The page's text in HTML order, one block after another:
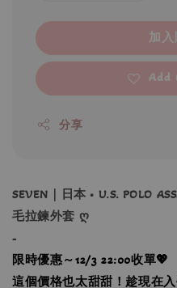
加
Add
分享
SEVEN｜日本 • U.S. POLO
毛拉鍊外套 ღ
-
限時優惠～12/3 22:00收單💖
這個價格也太甜甜！趁現在